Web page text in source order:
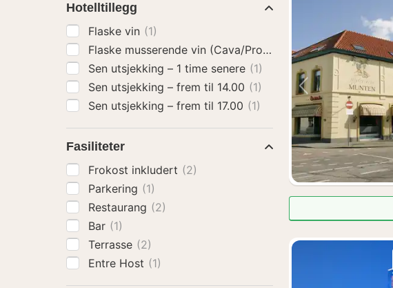
Forrige bilde
Hotelltillegg
Flaske vin (1)
Flaske musserende vin (Cava/Prosecco)(1)
Sen utsjekking – 1 time senere (1)
Sen utsjekking – frem til 14.00 (1)
Sen utsjekking – frem til 17.00 (1)
Fasiliteter
Frokost inkludert (2)
Parkering (1)
Restaurang (2)
Bar (1)
Terrasse (2)
Entre Host (1)